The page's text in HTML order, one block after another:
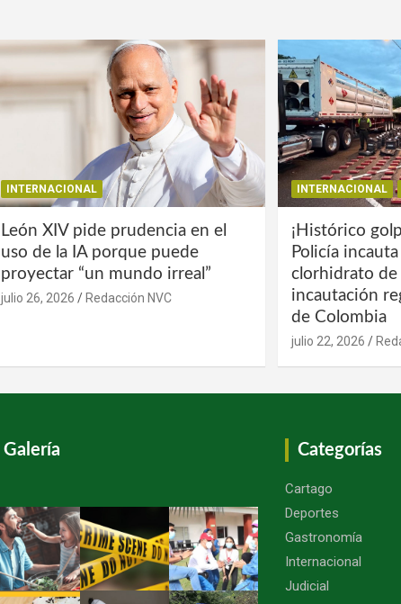
INTERNACIONAL
León XIV pide prudencia en el
uso de la IA porque puede
proyectar “un mundo irreal”
julio 26, 2026 Redacción NVC
INTERNACIONAL
¡Histórico
Policía
clorhidrato de
incautación
de Colombia
julio 22, 2026
Galería Categorías
Cartago
Deportes
Gastronomía
Internacional
Judicial